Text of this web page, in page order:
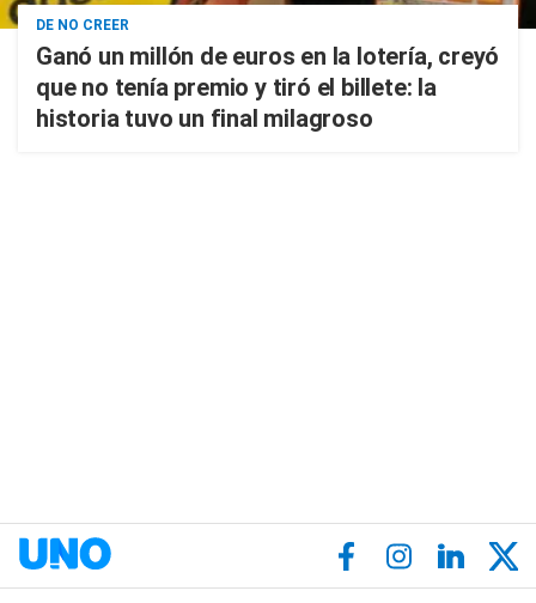
DE NO CREER
Ganó un millón de euros en la lotería, creyó
que no tenía premio y tiró el billete: la
historia tuvo un final milagroso